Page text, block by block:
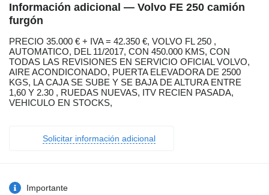
Información adicional — Volvo FE 250 camión
furgón
PRECIO 35.000 € + IVA = 42.350 €, VOLVO FL 250 ,
AUTOMATICO, DEL 11/2017, CON 450.000 KMS, CON
TODAS LAS REVISIONES EN SERVICIO OFICIAL VOLVO,
AIRE ACONDICONADO, PUERTA ELEVADORA DE 2500
KGS, LA CAJA SE SUBE Y SE BAJA DE ALTURA ENTRE
1,60 Y 2.30 , RUEDAS NUEVAS, ITV RECIEN PASADA,
VEHICULO EN STOCKS,
Solicitar información adicional
Importante